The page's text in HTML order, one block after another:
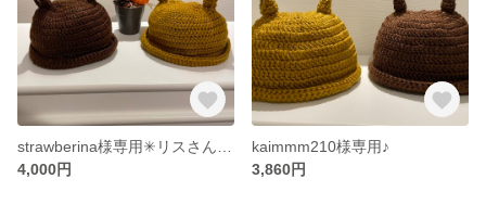
4,000円
kaimmm210様専用♪
3,860円